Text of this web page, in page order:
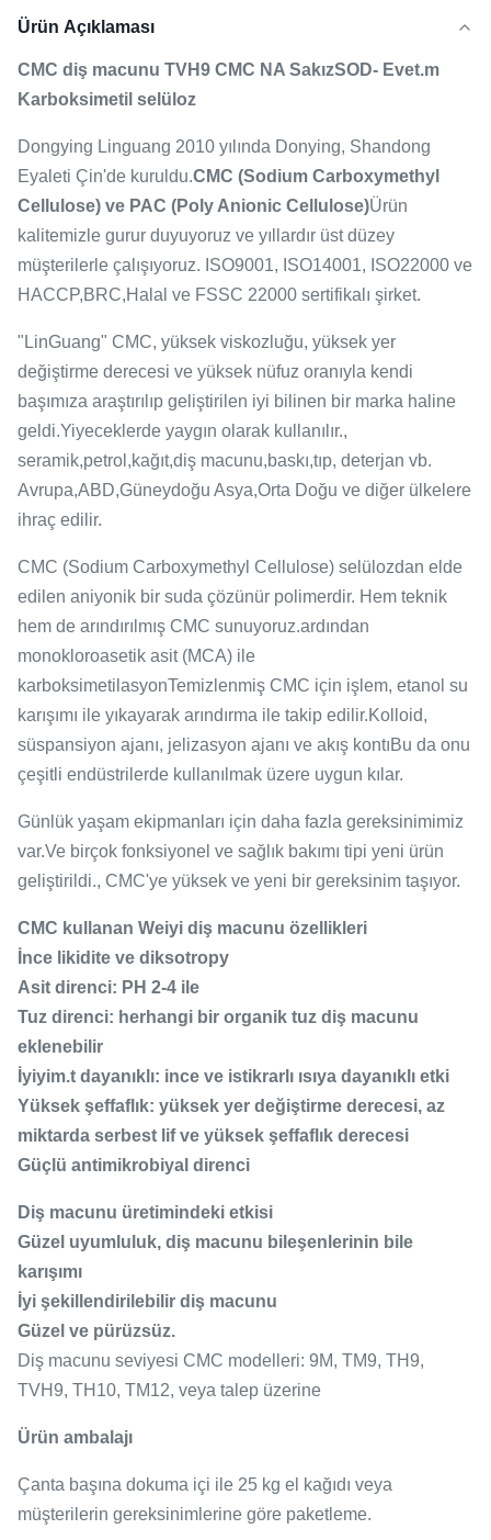
Ürün Açıklaması
CMC diş macunu TVH9 CMC NA SakızSOD- Evet.m
Karboksimetil selüloz
Dongying Linguang 2010 yılında Donying, Shandong
Eyaleti Çin'de kuruldu.CMC (Sodium Carboxymethyl
Cellulose) ve PAC (Poly Anionic Cellulose)Ürün
kalitemizle gurur duyuyoruz ve yıllardır üst düzey
müşterilerle çalışıyoruz. ISO9001, ISO14001, ISO22000 ve
HACCP,BRC,Halal ve FSSC 22000 sertifikalı şirket.
"LinGuang" CMC, yüksek viskozluğu, yüksek yer
değiştirme derecesi ve yüksek nüfuz oranıyla kendi
başımıza araştırılıp geliştirilen iyi bilinen bir marka haline
geldi.Yiyeceklerde yaygın olarak kullanılır.,
seramik,petrol,kağıt,diş macunu,baskı,tıp, deterjan vb.
Avrupa,ABD,Güneydoğu Asya,Orta Doğu ve diğer ülkelere
ihraç edilir.
CMC (Sodium Carboxymethyl Cellulose) selülozdan elde
edilen aniyonik bir suda çözünür polimerdir. Hem teknik
hem de arındırılmış CMC sunuyoruz.ardından
monokloroasetik asit (MCA) ile
karboksimetilasyonTemizlenmiş CMC için işlem, etanol su
karışımı ile yıkayarak arındırma ile takip edilir.Kolloid,
süspansiyon ajanı, jelizasyon ajanı ve akış kontıBu da onu
çeşitli endüstrilerde kullanılmak üzere uygun kılar.
Günlük yaşam ekipmanları için daha fazla gereksinimimiz
var.Ve birçok fonksiyonel ve sağlık bakımı tipi yeni ürün
geliştirildi., CMC'ye yüksek ve yeni bir gereksinim taşıyor.
CMC kullanan Weiyi diş macunu özellikleri
İnce likidite ve diksotropy
Asit direnci: PH 2-4 ile
Tuz direnci: herhangi bir organik tuz diş macunu
eklenebilir
İyiyim.t dayanıklı: ince ve istikrarlı ısıya dayanıklı etki
Yüksek şeffaflık: yüksek yer değiştirme derecesi, az
miktarda serbest lif ve yüksek şeffaflık derecesi
Güçlü antimikrobiyal direnci
Diş macunu üretimindeki etkisi
Güzel uyumluluk, diş macunu bileşenlerinin bile
karışımı
İyi şekillendirilebilir diş macunu
Güzel ve pürüzsüz.
Diş macunu seviyesi CMC modelleri: 9M, TM9, TH9,
TVH9, TH10, TM12, veya talep üzerine
Ürün ambalajı
Çanta başına dokuma içi ile 25 kg el kağıdı veya
müşterilerin gereksinimlerine göre paketleme.